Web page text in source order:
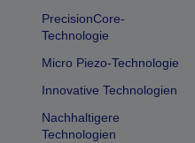
PrecisionCore-
Technologie
Micro Piezo-Technologie
Innovative Technologien
Nachhaltigere
Technologien